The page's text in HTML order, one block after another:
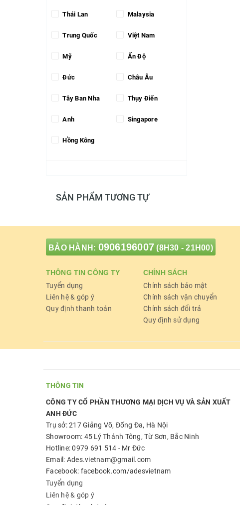
Thái Lan Malaysia
Trung Quốc Việt Nam
Mỹ Ấn Độ
Đức Châu Âu
Tây Ban Nha Thụy Điển
Anh Singapore
Hồng Kông
SẢN PHẨM TƯƠNG TỰ
BẢO HÀNH: 0906196007 (8H30 - 21H00)
THÔNG TIN CÔNG TY
Tuyển dụng
Liên hệ & góp ý
Quy định thanh toán
CHÍNH SÁCH
Chính sách bảo mật
Chính sách vận chuyển
Chính sách đổi trả
Quy định sử dụng
THÔNG TIN
CÔNG TY CỔ PHẦN THƯƠNG MẠI DỊCH VỤ VÀ SẢN XUẤT
ANH ĐỨC
Trụ sở: 217 Giảng Võ, Đống Đa, Hà Nội
Showroom: 45 Lý Thánh Tông, Từ Sơn, Bắc Ninh
Hotline: 0979 691 514 - Mr Đức
Email: Ades.vietnam@gmail.com
Facebook: facebook.com/adesvietnam
Tuyển dụng
Liên hệ & góp ý